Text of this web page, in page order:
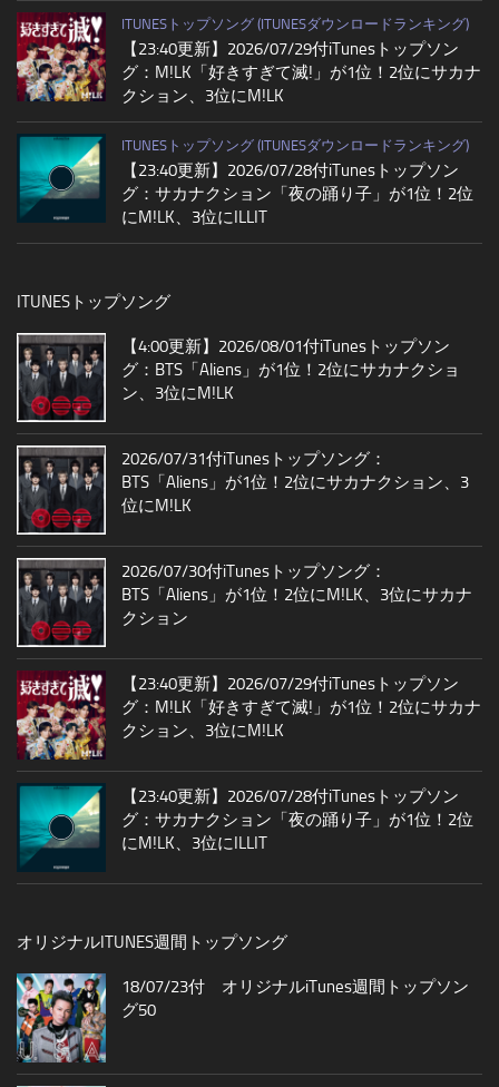
ITUNESトップソング (ITUNESダウンロードランキング)
【23:40更新】2026/07/29付iTunesトップソン
グ：M!LK「好きすぎて滅!」が1位！2位にサカナ
クション、3位にM!LK
ITUNESトップソング (ITUNESダウンロードランキング)
【23:40更新】2026/07/28付iTunesトップソン
グ：サカナクション「夜の踊り子」が1位！2位
にM!LK、3位にILLIT
ITUNESトップソング
【4:00更新】2026/08/01付iTunesトップソン
グ：BTS「Aliens」が1位！2位にサカナクショ
ン、3位にM!LK
2026/07/31付iTunesトップソング：
BTS「Aliens」が1位！2位にサカナクション、3
位にM!LK
2026/07/30付iTunesトップソング：
BTS「Aliens」が1位！2位にM!LK、3位にサカナ
クション
【23:40更新】2026/07/29付iTunesトップソン
グ：M!LK「好きすぎて滅!」が1位！2位にサカナ
クション、3位にM!LK
【23:40更新】2026/07/28付iTunesトップソン
グ：サカナクション「夜の踊り子」が1位！2位
にM!LK、3位にILLIT
オリジナルITUNES週間トップソング
18/07/23付 オリジナルiTunes週間トップソン
グ50